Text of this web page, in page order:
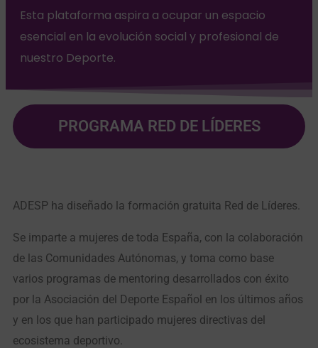
Esta plataforma aspira a ocupar un espacio
esencial en la evolución social y profesional de
nuestro Deporte.
PROGRAMA RED DE LÍDERES
ADESP ha diseñado la formación gratuita Red de Líderes.
Se imparte a mujeres de toda España, con la colaboración
de las Comunidades Autónomas, y toma como base
varios programas de mentoring desarrollados con éxito
por la Asociación del Deporte Español en los últimos años
y en los que han participado mujeres directivas del
ecosistema deportivo.